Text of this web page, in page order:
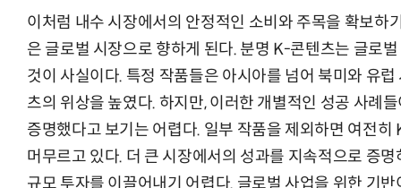
이처럼 내수 시장에서의 안정적인 소비와 주목을 확보하
은 글로벌 시장으로 향하게 된다. 분명 K-콘텐츠는 글로
것이 사실이다. 특정 작품들은 아시아를 넘어 북미와 유
츠의 위상을 높였다. 하지만, 이러한 개별적인 성공 사례
증명했다고 보기는 어렵다. 일부 작품을 제외하면 여전
머무르고 있다. 더 큰 시장에서의 성과를 지속적으로 증
규모 투자를 이끌어내기 어렵다. 글로벌 사업을 위한 기